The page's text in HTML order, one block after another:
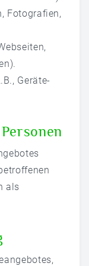
Fotografien,
Geräte-
als